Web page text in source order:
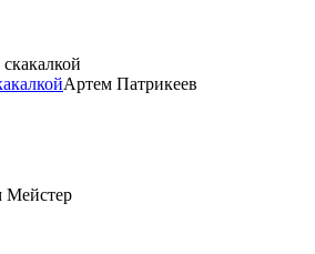
Артем Патрикеев